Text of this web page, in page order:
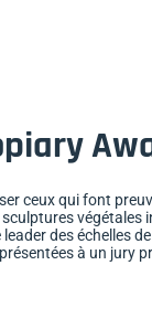
ceux qui font
végétales
leader des échelles
à un jury